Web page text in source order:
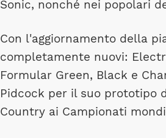
Sonic, nonché nei popolari
Con l'aggiornamento della
completamente nuovi:
Formular Green, Black e
Pidcock per il suo prototipo
Country ai Campionati